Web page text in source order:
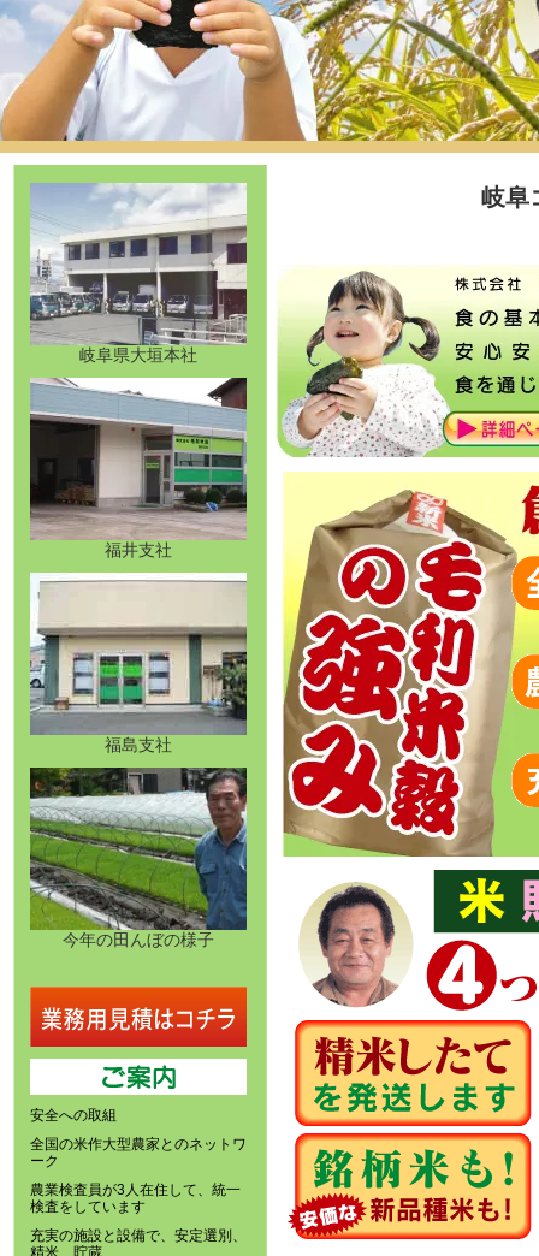
岐阜県大垣本社
福井支社
福島支社
今年の田んぼの様子
安全への取組
全国の米作大型農家とのネットワ
ーク
農業検査員が3人在住して、統一
検査をしています
充実の施設と設備で、安定選別、
精米、貯蔵
岐